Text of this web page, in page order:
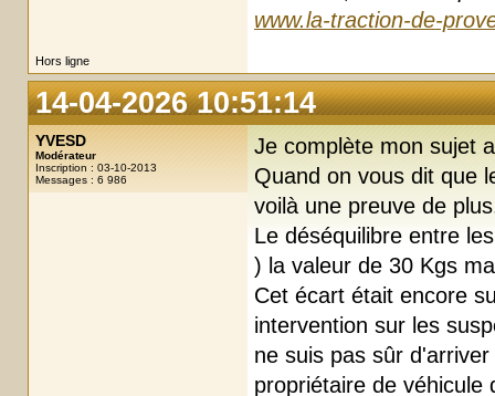
www.la-traction-de-
Hors ligne
14-04-2026 10:51:14
YVESD
Modérateur
Inscription : 03-10-2013
Messages : 6 986
Je complète mon sujet
Quand on vous dit que
voilà une preuve de
Le déséquilibre entre
) la valeur de 30 Kgs
Cet écart était encore
intervention sur les
ne suis pas sûr
propriétaire de véhicule